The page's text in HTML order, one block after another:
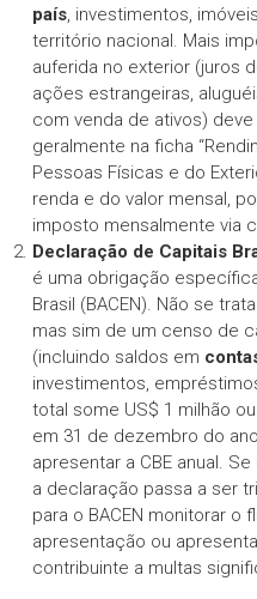
país, investimentos,
território nacional. Mais
auferida no exterior (juros
ações estrangeiras,
com venda de ativos) deve
geralmente na ficha
Pessoas Físicas e do
renda e do valor mensal,
imposto mensalmente via
Declaração de Capitais
é uma obrigação
Brasil (BACEN). Não se
mas sim de um censo de
(incluindo saldos em
investimentos,
total some US$ 1 milhão
em 31 de dezembro do
apresentar a CBE anual.
a declaração passa a ser
para o BACEN monitorar o
apresentação ou
contribuinte a multas